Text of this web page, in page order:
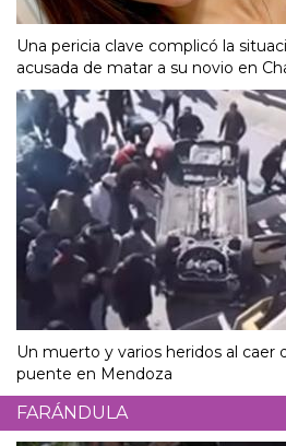
Una pericia clave complicó la
acusada de matar a su novio en
Un muerto y varios heridos al caer
puente en Mendoza
FARÁNDULA